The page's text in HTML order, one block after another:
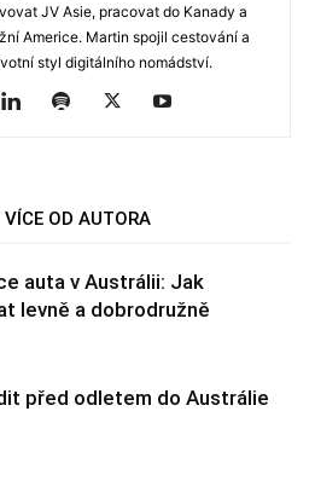
JV Asie, pracovat do Kanady a
Americe. Martin spojil cestování a
styl digitálního nomádství.
VÍCE OD AUTORA
auta v Austrálii: Jak
levně a dobrodružně
před odletem do Austrálie